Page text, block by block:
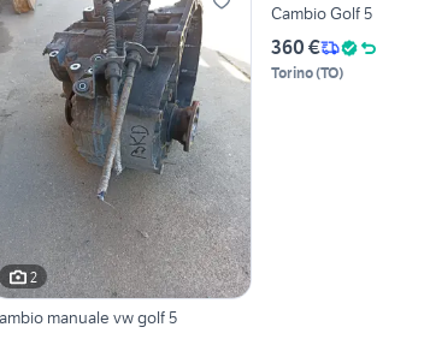
2
manuale vw golf 5
Cambio Golf 5
360 €
Torino(TO)